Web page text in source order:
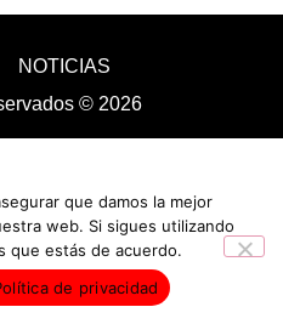
NOTICIAS
© 2026
que damos la mejor
web. Si sigues utilizando
que estás de acuerdo.
de privacidad